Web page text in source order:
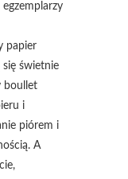
papier
się świetnie
boullet
i
piórem i
A